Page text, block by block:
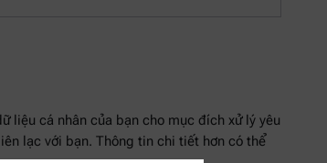
liệu cá nhân của bạn cho mục đích xử lý yêu
lạc với bạn. Thông tin chi tiết hơn có thể